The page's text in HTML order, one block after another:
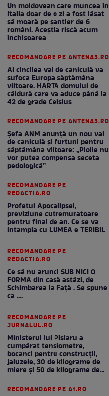
Un moldovean care muncea în
Italia doar de o zi a fost lăsat
să moară pe şantier de 6
români. Aceștia riscă acum
închisoarea
RECOMANDARE PE ANTENA3.RO
Al cincilea val de caniculă va
sufoca Europa săptămâna
viitoare. HARTA domului de
căldură care va aduce până la
42 de grade Celsius
RECOMANDARE PE ANTENA3.RO
Șefa ANM anunță un nou val
de caniculă și furtuni pentru
săptămâna viitoare: „Ploile nu
vor putea compensa seceta
pedologică”
RECOMANDARE PE
REDACTIA.RO
Profetul Apocalipsei,
previziune cutremuratoare
pentru final de an. Ce se va
intampla cu LUMEA e TERIBIL
RECOMANDARE PE
REDACTIA.RO
Ce să nu arunci SUB NICI O
FORMA din casă astăzi, de
Schimbarea la Față . Se spune
ca ....
RECOMANDARE PE
JURNALUL.RO
Ministerul lui Pîslaru a
cumpărat tensiometre,
bocanci pentru construcții,
jaluzele, 30 de kilograme de
miere și 50 de kilograme de
RECOMANDARE PE A1.RO